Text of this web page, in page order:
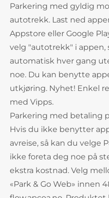
Parkering med gyldig
autotrekk. Last ned
Appstore eller Google
velg "autotrekk" i appen,
automatisk hver gang
noe. Du kan benytte
utkjøring. Nyhet! Enkel
med Vipps.
Parkering med betaling
Hvis du ikke benytter
avreise, så kan du velge
ikke foreta deg noe på
ekstra kostnad. Velg
«Park & Go Web» innen